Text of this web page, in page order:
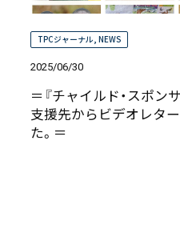
TPCジャーナル, NEWS
2025/06/30
＝『チャイルド・スポン
支援先からビデオレタ
た。＝